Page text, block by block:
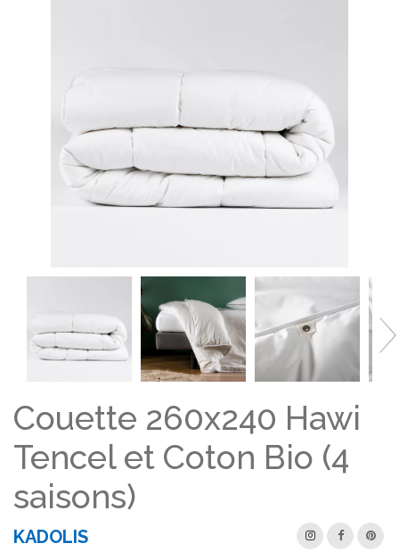
Couette 260x240 Hawi
Tencel et Coton Bio (4
saisons)
KADOLIS